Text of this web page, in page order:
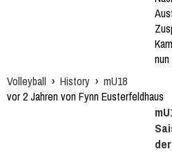
Volleyball › History › mU18
vor 2 Jahren von Fynn Eusterfeldhaus